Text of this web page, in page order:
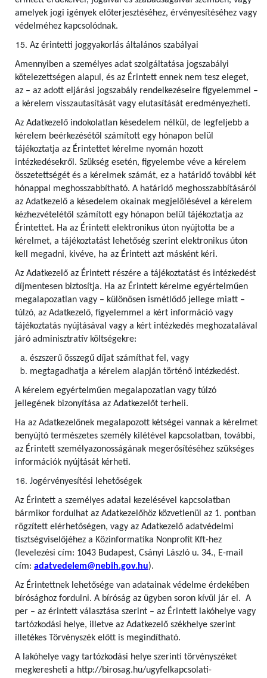
amelyek jogi igények előterjesztéséhez, érvényesítéséhez vagy
védelméhez kapcsolódnak.
Az érintetti joggyakorlás általános szabályai
Amennyiben a személyes adat szolgáltatása jogszabályi
kötelezettségen alapul, és az Érintett ennek nem tesz eleget,
az – az adott eljárási jogszabály rendelkezéseire figyelemmel –
a kérelem visszautasítását vagy elutasítását eredményezheti.
Az Adatkezelő indokolatlan késedelem nélkül, de legfeljebb a
kérelem beérkezésétől számított egy hónapon belül
tájékoztatja az Érintettet kérelme nyomán hozott
intézkedésekről. Szükség esetén, figyelembe véve a kérelem
összetettségét és a kérelmek számát, ez a határidő további két
hónappal meghosszabbítható. A határidő meghosszabbításáról
az Adatkezelő a késedelem okainak megjelölésével a kérelem
kézhezvételétől számított egy hónapon belül tájékoztatja az
Érintettet. Ha az Érintett elektronikus úton nyújtotta be a
kérelmet, a tájékoztatást lehetőség szerint elektronikus úton
kell megadni, kivéve, ha az Érintett azt másként kéri.
Az Adatkezelő az Érintett részére a tájékoztatást és intézkedést
díjmentesen biztosítja. Ha az Érintett kérelme egyértelműen
megalapozatlan vagy – különösen ismétlődő jellege miatt –
túlzó, az Adatkezelő, figyelemmel a kért információ vagy
tájékoztatás nyújtásával vagy a kért intézkedés meghozatalával
járó adminisztratív költségekre:
észszerű összegű díjat számíthat fel, vagy
megtagadhatja a kérelem alapján történő intézkedést.
A kérelem egyértelműen megalapozatlan vagy túlzó
jellegének bizonyítása az Adatkezelőt terheli.
Ha az Adatkezelőnek megalapozott kétségei vannak a kérelmet
benyújtó természetes személy kilétével kapcsolatban, további,
az Érintett személyazonosságának megerősítéséhez szükséges
információk nyújtását kérheti.
Jogérvényesítési lehetőségek
Az Érintett a személyes adatai kezelésével kapcsolatban
bármikor fordulhat az Adatkezelőhöz közvetlenül az 1. pontban
rögzített elérhetőségen, vagy az Adatkezelő adatvédelmi
tisztségviselőjéhez a Közinformatika Nonprofit Kft-hez
(levelezési cím: 1043 Budapest, Csányi László u. 34., E-mail
cím: adatvedelem@nebih.gov.hu).
Az Érintettnek lehetősége van adatainak védelme érdekében
bírósághoz fordulni. A bíróság az ügyben soron kívül jár el. A
per – az érintett választása szerint – az Érintett lakóhelye vagy
tartózkodási helye, illetve az Adatkezelő székhelye szerint
illetékes Törvényszék előtt is megindítható.
A lakóhelye vagy tartózkodási helye szerinti törvényszéket
megkeresheti a http://birosag.hu/ugyfelkapcsolati-